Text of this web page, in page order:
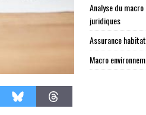
Analyse du
juridiques
Assurance
Macro